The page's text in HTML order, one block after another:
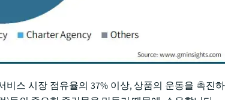
스 시장 점유율의 37% 이상, 상품의 운동을 촉진